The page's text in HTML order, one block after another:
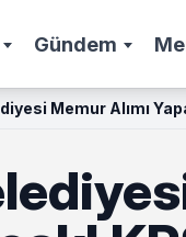
Gündem
Memur Alımı